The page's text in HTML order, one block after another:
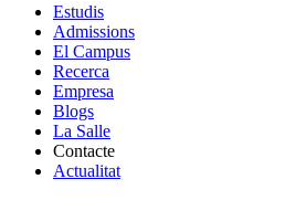
Estudis
Admissions
El Campus
Recerca
Empresa
Blogs
La Salle
Contacte
Actualitat